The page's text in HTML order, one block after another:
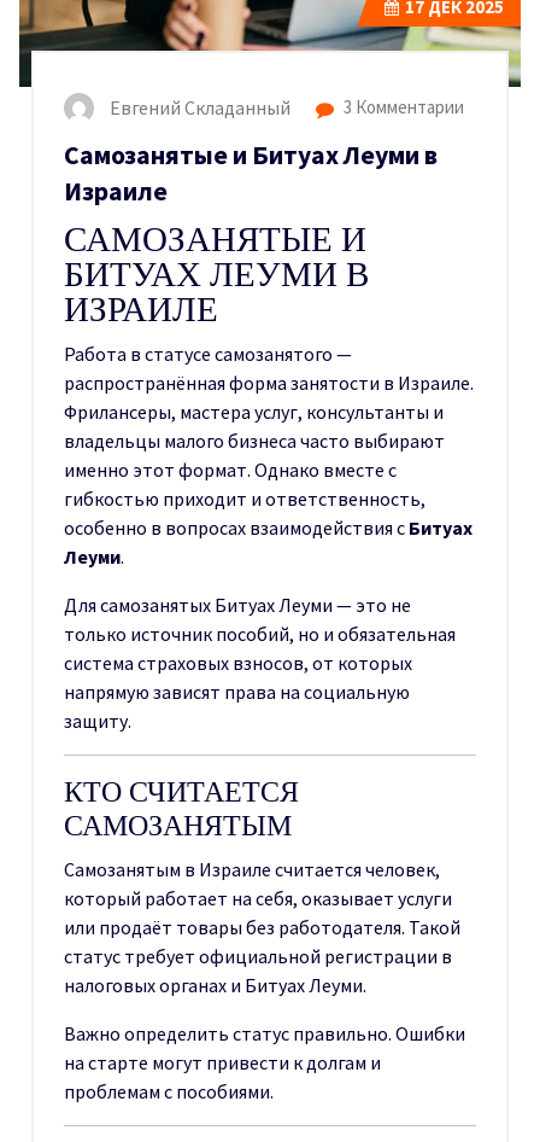
17 ДЕК 2025
Евгений Складанный 3 Комментарии
Самозанятые и Битуах Леуми в
Израиле
САМОЗАНЯТЫЕ И
БИТУАХ ЛЕУМИ В
ИЗРАИЛЕ
Работа в статусе самозанятого —
распространённая форма занятости в Израиле.
Фрилансеры, мастера услуг, консультанты и
владельцы малого бизнеса часто выбирают
именно этот формат. Однако вместе с
гибкостью приходит и ответственность,
особенно в вопросах взаимодействия с Битуах
Леуми.
Для самозанятых Битуах Леуми — это не
только источник пособий, но и обязательная
система страховых взносов, от которых
напрямую зависят права на социальную
защиту.
КТО СЧИТАЕТСЯ
САМОЗАНЯТЫМ
Самозанятым в Израиле считается человек,
который работает на себя, оказывает услуги
или продаёт товары без работодателя. Такой
статус требует официальной регистрации в
налоговых органах и Битуах Леуми.
Важно определить статус правильно. Ошибки
на старте могут привести к долгам и
проблемам с пособиями.